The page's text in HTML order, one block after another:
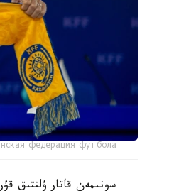
федерация футбола
سونىمەن قاتار ۇلتتىق